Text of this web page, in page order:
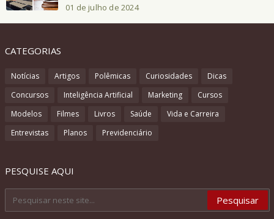
01 de julho de 2024
CATEGORIAS
Notícias Artigos Polêmicas Curiosidades
Dicas
Concursos
Inteligência Artificial Marketing
Cursos
Modelos
Filmes Livros Saúde
Vida e Carreira
Entrevistas
Planos Previdenciário
PESQUISE AQUI